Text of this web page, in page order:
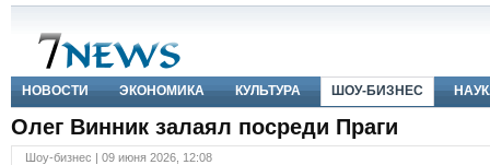
НОВОСТИ ЭКОНОМИКА КУЛЬТУРА ШОУ-БИЗНЕС
Олег Винник залаял посреди Праги
Шоу-бизнес | 09 июня 2026, 12:08